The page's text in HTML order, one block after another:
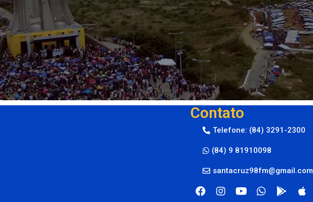
Contato
Telefone: (84) 3291-2300
(84) 9 81910098
santacruz98fm@gmail.com